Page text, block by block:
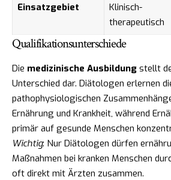
Einsatzgebiet
Klinisch-
therapeutisch
Qualifikationsunterschiede
Die medizinische Ausbildung stellt
Unterschied dar. Diätologen erlernen
pathophysiologischen
Ernährung und Krankheit, während
primär auf gesunde Menschen
Wichtig: Nur Diätologen dürfen
Maßnahmen bei kranken Menschen
oft direkt mit Ärzten zusammen.